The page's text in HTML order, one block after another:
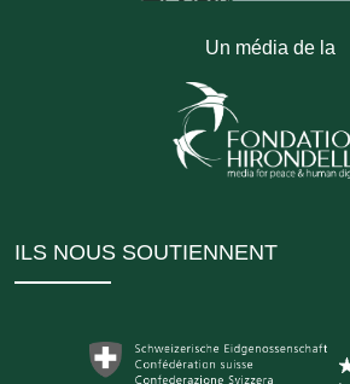
Un média de la
ILS NOUS SOUTIENNENT